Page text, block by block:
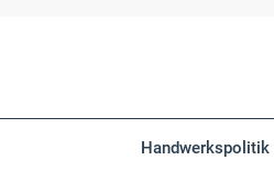
Handwerkspolitik